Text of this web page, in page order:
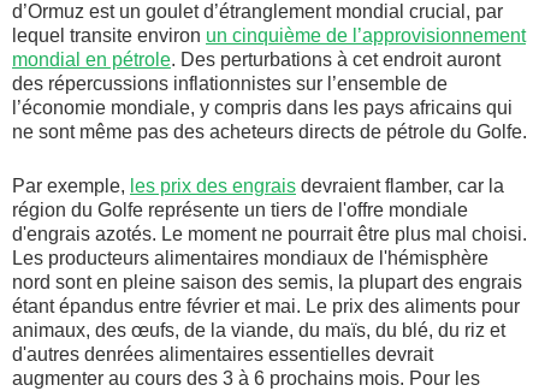
d’Ormuz est un goulet d’étranglement mondial crucial, par
lequel transite environ un cinquième de l’approvisionnement
mondial en pétrole. Des perturbations à cet endroit auront
des répercussions inflationnistes sur l’ensemble de
l’économie mondiale, y compris dans les pays africains qui
ne sont même pas des acheteurs directs de pétrole du Golfe.
Par exemple, les prix des engrais devraient flamber, car la
région du Golfe représente un tiers de l'offre mondiale
d'engrais azotés. Le moment ne pourrait être plus mal choisi.
Les producteurs alimentaires mondiaux de l'hémisphère
nord sont en pleine saison des semis, la plupart des engrais
étant épandus entre février et mai. Le prix des aliments pour
animaux, des œufs, de la viande, du maïs, du blé, du riz et
d'autres denrées alimentaires essentielles devrait
augmenter au cours des 3 à 6 prochains mois. Pour les